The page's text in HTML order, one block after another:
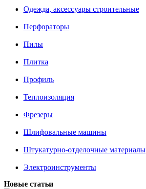
Одежда, аксессуары строительные
Перфораторы
Пилы
Плитка
Профиль
Теплоизоляция
Фрезеры
Шлифовальные машины
Штукатурно-отделочные материалы
Электроинструменты
Новые статьи